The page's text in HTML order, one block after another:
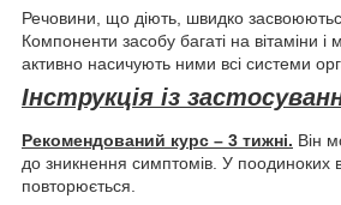
Речовини, що діють, швидко
Компоненти засобу багаті на вітаміни і
активно насичують ними всі системи
Інструкція із
Рекомендований курс – 3 тижні. Він
до зникнення симптомів. У поодиноких
повторюється.